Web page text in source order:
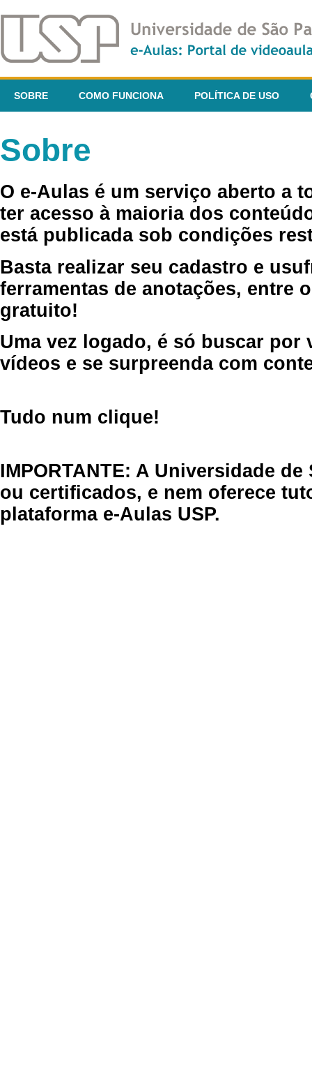
SOBRE COMO FUNCIONA POLÍTICA DE USO
Sobre
O e-Aulas é um serviço aberto a
ter acesso à maioria dos
está publicada sob condições
Basta realizar seu cadastro e
ferramentas de anotações, entre
gratuito!
Uma vez logado, é só buscar por
vídeos e se surpreenda com
Tudo num clique!
IMPORTANTE: A Universidade
ou certificados, e nem oferece
plataforma e-Aulas USP.